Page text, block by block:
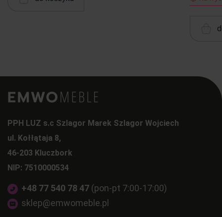
PPH LUZ s.c Szlagor Marek Szlagor Wojciech
ul. Kołłątaja 8,
46-203 Kluczbork
NIP: 7510000534
+48 77 540 78 47 (pon-pt 7:00-17:00)
sklep@emwomeble.pl